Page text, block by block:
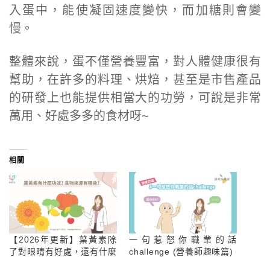
入蛋中，能使凝固速度變快，而加糖則會變
慢。
整體來說，蛋不僅營養豐富，對人體健康很有
幫助，在許多的料理、烘焙，甚至是市售產品
的研發上也能提供相當大的功勞，可說是非常
萬用、好處多多的食材呀~
相關
【2026年更新】葉黃素除
了對眼睛有好處，還有什麼
一句惹怒你職業的話
challenge (營養師趣味篇)